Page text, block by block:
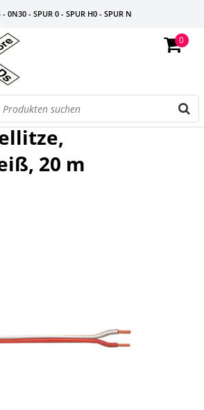
- 0N30 - SPUR 0 - SPUR H0 - SPUR N
0
orange/weiß, 20 m
20 m